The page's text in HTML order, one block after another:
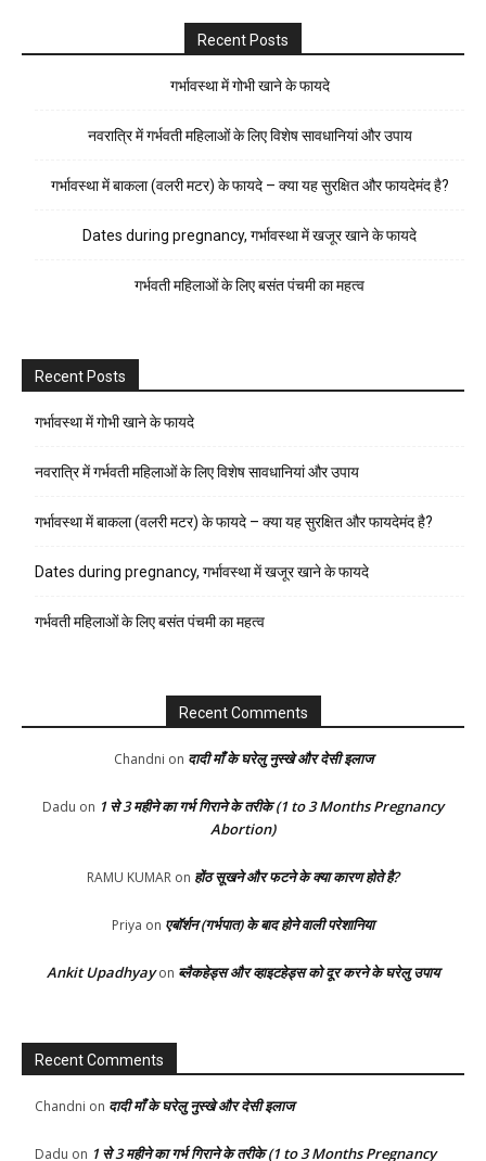
Recent Posts
गर्भावस्था में गोभी खाने के फायदे
नवरात्रि में गर्भवती महिलाओं के लिए विशेष सावधानियां और उपाय
गर्भावस्था में बाकला (वलरी मटर) के फायदे – क्या यह सुरक्षित और फायदेमंद है?
Dates during pregnancy, गर्भावस्था में खजूर खाने के फायदे
गर्भवती महिलाओं के लिए बसंत पंचमी का महत्व
Recent Posts
गर्भावस्था में गोभी खाने के फायदे
नवरात्रि में गर्भवती महिलाओं के लिए विशेष सावधानियां और उपाय
गर्भावस्था में बाकला (वलरी मटर) के फायदे – क्या यह सुरक्षित और फायदेमंद है?
Dates during pregnancy, गर्भावस्था में खजूर खाने के फायदे
गर्भवती महिलाओं के लिए बसंत पंचमी का महत्व
Recent Comments
Chandni on दादी माँ के घरेलु नुस्खे और देसी इलाज
Dadu on 1 से 3 महीने का गर्भ गिराने के तरीके (1 to 3 Months Pregnancy
Abortion)
RAMU KUMAR on होंठ सूखने और फटने के क्या कारण होते है?
Priya on एबॉर्शन (गर्भपात) के बाद होने वाली परेशानिया
Ankit Upadhyayon ब्लैकहेड्स और व्हाइटहेड्स को दूर करने के घरेलु उपाय
Recent Comments
Chandni on दादी माँ के घरेलु नुस्खे और देसी इलाज
Dadu on 1 से 3 महीने का गर्भ गिराने के तरीके (1 to 3 Months Pregnancy